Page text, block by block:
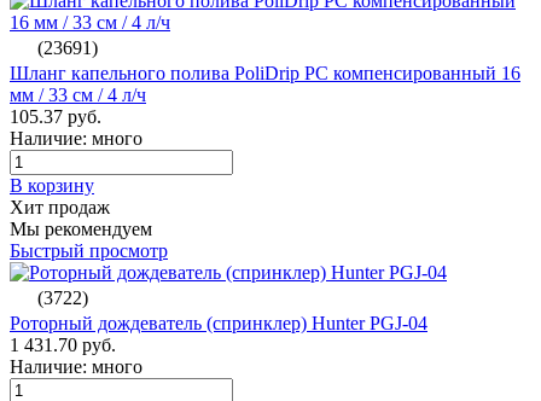
(23691)
Шланг капельного полива PoliDrip PC компенсированный 16
мм / 33 см / 4 л/ч
105.37 руб.
Наличие: много
В корзину
Хит продаж
Мы рекомендуем
Быстрый просмотр
(3722)
Роторный дождеватель (спринклер) Hunter PGJ-04
1 431.70 руб.
Наличие: много